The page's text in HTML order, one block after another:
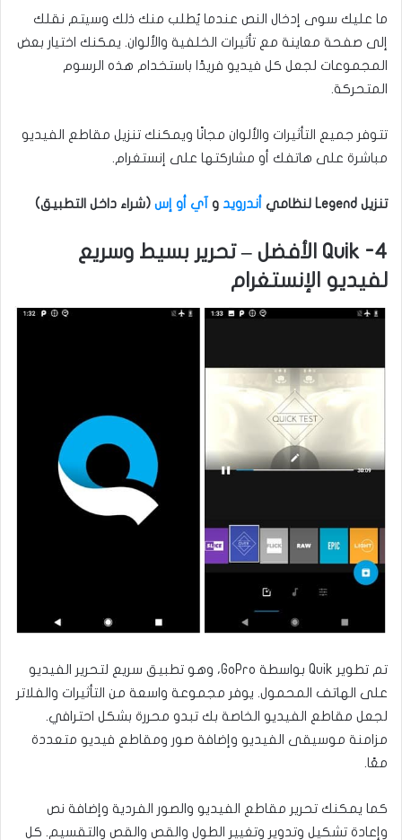
ما عليك سوى إدخال النص عندما يُطلب منك ذلك وسيتم نقلك
إلى صفحة معاينة مع تأثيرات الخلفية والألوان. يمكنك اختيار بعض
المجموعات لجعل كل فيديو فريدًا باستخدام هذه الرسوم
المتحركة.
تتوفر جميع التأثيرات والألوان مجانًا ويمكنك تنزيل مقاطع الفيديو
مباشرة على هاتفك أو مشاركتها على إنستغرام.
تنزيل Legend لنظامي أندرويد و آي أو إس (شراء داخل التطبيق)
4- Quik الأفضل – تحرير بسيط وسريع
لفيديو الإنستغرام
تم تطوير Quik بواسطة GoPro، وهو تطبيق سريع لتحرير الفيديو
على الهاتف المحمول. يوفر مجموعة واسعة من التأثيرات والفلاتر
لجعل مقاطع الفيديو الخاصة بك تبدو محررة بشكل احترافي.
مزامنة موسيقى الفيديو وإضافة صور ومقاطع فيديو متعددة
معًا.
كما يمكنك تحرير مقاطع الفيديو والصور الفردية وإضافة نص
وإعادة تشكيل وتدوير وتغيير الطول والقص والقص والتقسيم. كل